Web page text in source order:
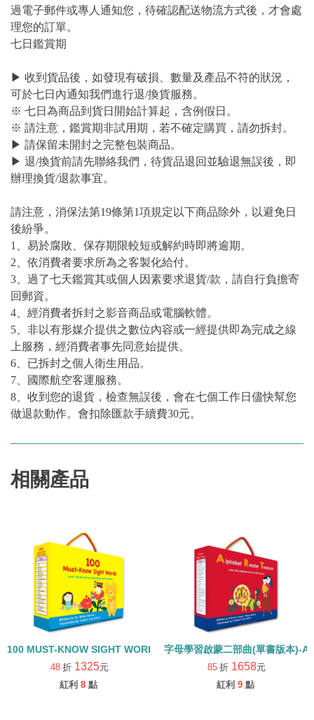
過電子郵件或專人通知您，待確認配送物流方式後，才會處
理您的訂單。
七日鑑賞期
▶ 收到貨品後，如發現有破損、數量及產品不符的狀況，
可於七日內通知我們進行退/換貨服務。
※ 七日為商品到貨日開始計算起，含例假日。
※ 請注意，鑑賞期非試用期，若不確定購買，請勿拆封。
▶ 請保留未開封之完整包裝商品。
▶ 退/換貨前請先聯絡我們，待貨品退回並驗退無誤後，即
辦理換貨/退款事宜。
請注意，消保法第19條第1項規定以下商品除外，以避免日
後紛爭。
1、易於腐敗、保存期限較短或解約時即將逾期。
2、依消費者要求所為之客製化給付。
3、過了七天鑑賞其或個人因素要求退貨/款，請自行負擔寄
回郵資。
4、經消費者拆封之影音商品或電腦軟體。
5、非以有形媒介提供之數位內容或一經提供即為完成之線
上服務，經消費者事先同意始提供。
6、已拆封之個人衛生用品。
7、國際航空客運服務。
8、收到您的退貨，檢查無誤後，會在七個工作日儘快幫您
做退款動作。會扣除匯款手續費30元。
相關產品
100 MUST-KNOW SIGHT WORDS/常見字強化英語力/內含25本小書
48 折 1325元
紅利 8 點
字母學習啟蒙二部曲(單書版本)-
85 折 1658元
紅利 9 點